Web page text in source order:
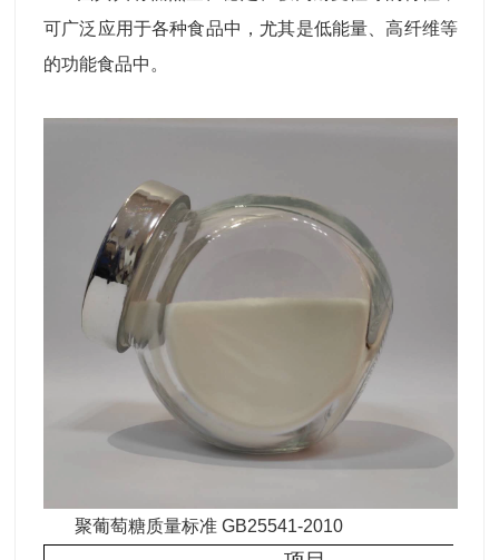
可广泛应用于各种食品中，尤其是低能量、高纤维等
的功能食品中。
聚葡萄糖质量标准 GB25541-2010